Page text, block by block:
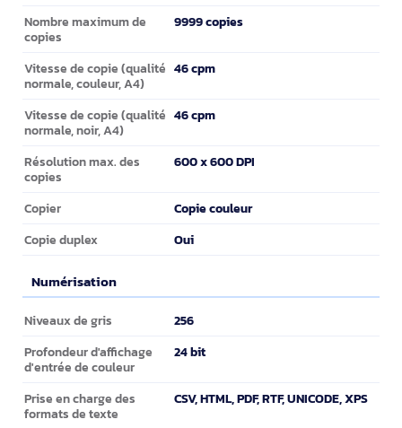
Nombre maximum de
copies
9999 copies
Vitesse de copie (qualité
normale, couleur, A4)
46 cpm
Vitesse de copie (qualité
normale, noir, A4)
46 cpm
Résolution max. des
copies
600 x 600 DPI
Copier Copie couleur
Copie duplex Oui
Numérisation
Numérisation
Niveaux de gris 256
Profondeur d'affichage
d'entrée de couleur
24 bit
Prise en charge des
formats de texte
CSV, HTML, PDF, RTF, UNICODE, XPS